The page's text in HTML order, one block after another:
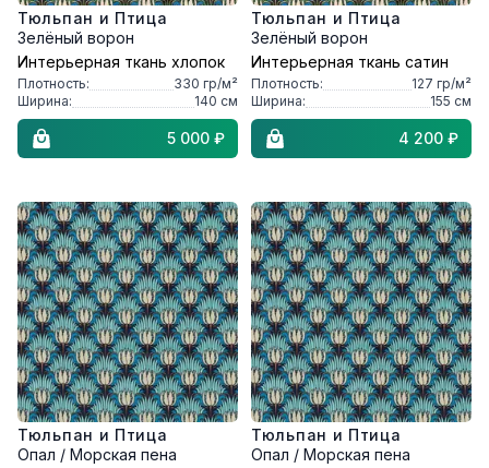
Тюльпан и Птица
Зелёный ворон
Интерьерная ткань хлопок
Плотность: 330 гр/м²
Ширина:
140 см
5 000 ₽
Тюльпан и Птица
Зелёный ворон
Интерьерная ткань сатин
Плотность: 127 гр/м²
Ширина:
155 см
4 200 ₽
Тюльпан и Птица
Опал / Морская пена
Тюльпан и Птица
Опал / Морская пена